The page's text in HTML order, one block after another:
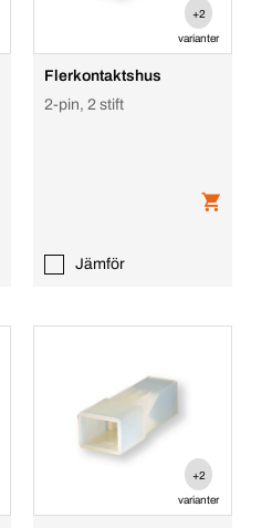
+2
varianter
Flerkontaktshus
2-pin, 2 stift
Jämför
+2
varianter